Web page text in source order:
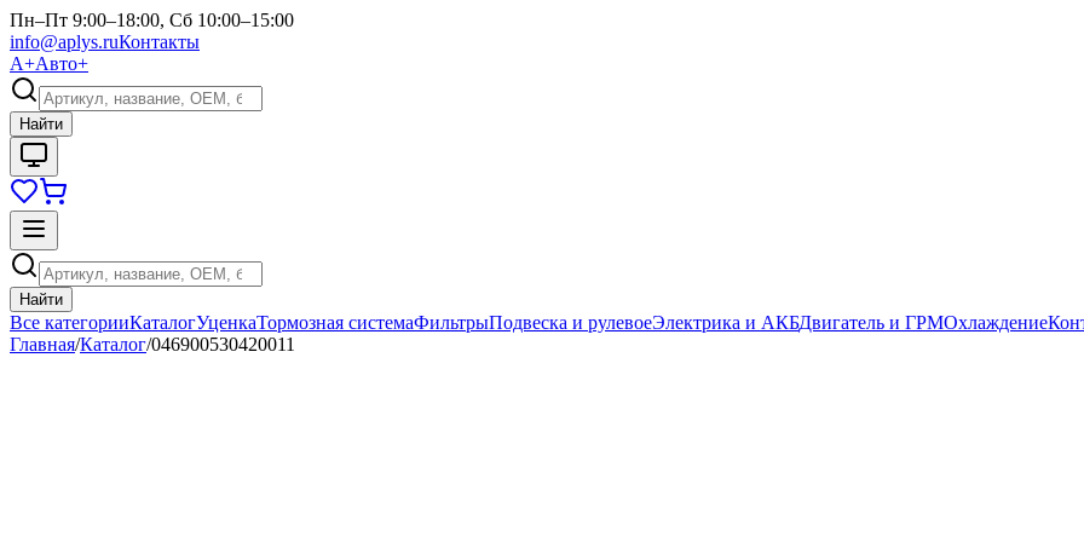
Пн–Пт 9:00–18:00, Сб 10:00–15:00
info@aplys.ruКонтакты
А+Авто+
Найти
Найти
Все категорииКаталогУценкаТормозная системаФильтрыПодвеска и рулевоеЭлектрика и АКБДвигатель и ГРМОхлаждение
Главная/Каталог/046900530420011